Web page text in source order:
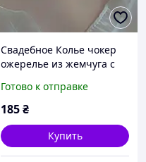
Свадебное Колье чокер
ожерелье из жемчуга с
Готово к отправке
185₴
Купить